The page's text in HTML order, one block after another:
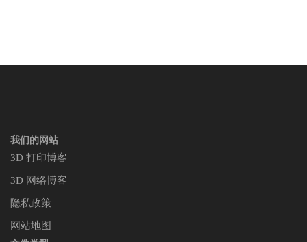
我们的网站
3D 打印博客
3D 网络博客
隐私政策
网站地图